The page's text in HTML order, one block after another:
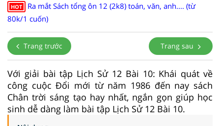
HOT
Ra mắt Sách tổng ôn 12 (2k8) toán, văn, anh.... (từ
80k/1 cuốn)
Trang trước Trang sau
Với giải bài tập Lịch Sử 12 Bài 10: Khái quát về
công cuộc Đổi mới từ năm 1986 đến nay sách
Chân trời sáng tạo hay nhất, ngắn gọn giúp học
sinh dễ dàng làm bài tập Lịch Sử 12 Bài 10.